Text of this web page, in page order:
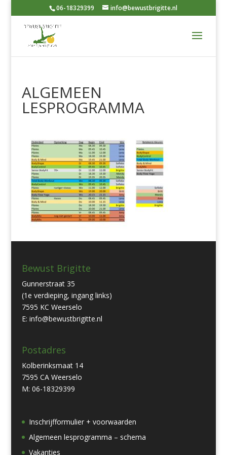
06-18329399 info@bewustbrigitte.nl
ALGEMEEN
LESPROGRAMMA
Bewust Brigitte
Gunnerstraat 35
(1e verdieping, ingang links)
7595 KC Weerselo
E: info@bewustbrigitte.nl
Postadres
Kolberinksmaat 14
7595 CA Weerselo
M: 06-18329399
Inschrijfformulier + voorwaarden
Algemeen lesprogramma – schema
Vakanties